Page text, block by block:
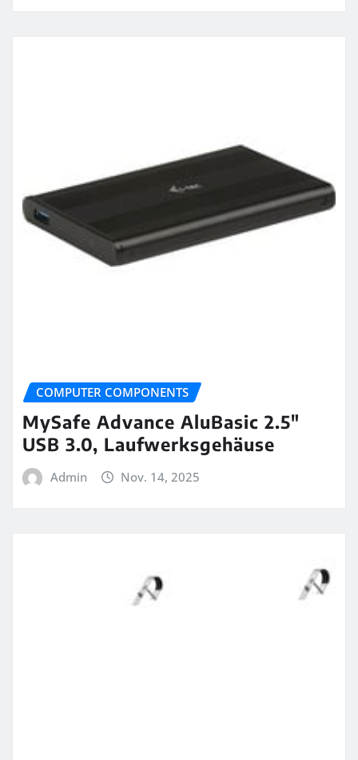
COMPUTER COMPONENTS
MySafe Advance AluBasic 2.5″
USB 3.0, Laufwerksgehäuse
Admin Nov. 14, 2025